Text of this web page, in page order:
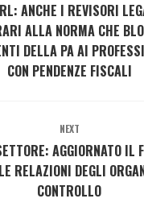
ANCHE I REVISORI
ALLA NORMA CHE
DELLA PA AI
CON PENDENZE FISCALI
NEXT
AGGIORNATO IL
RELAZIONI DEGLI
CONTROLLO